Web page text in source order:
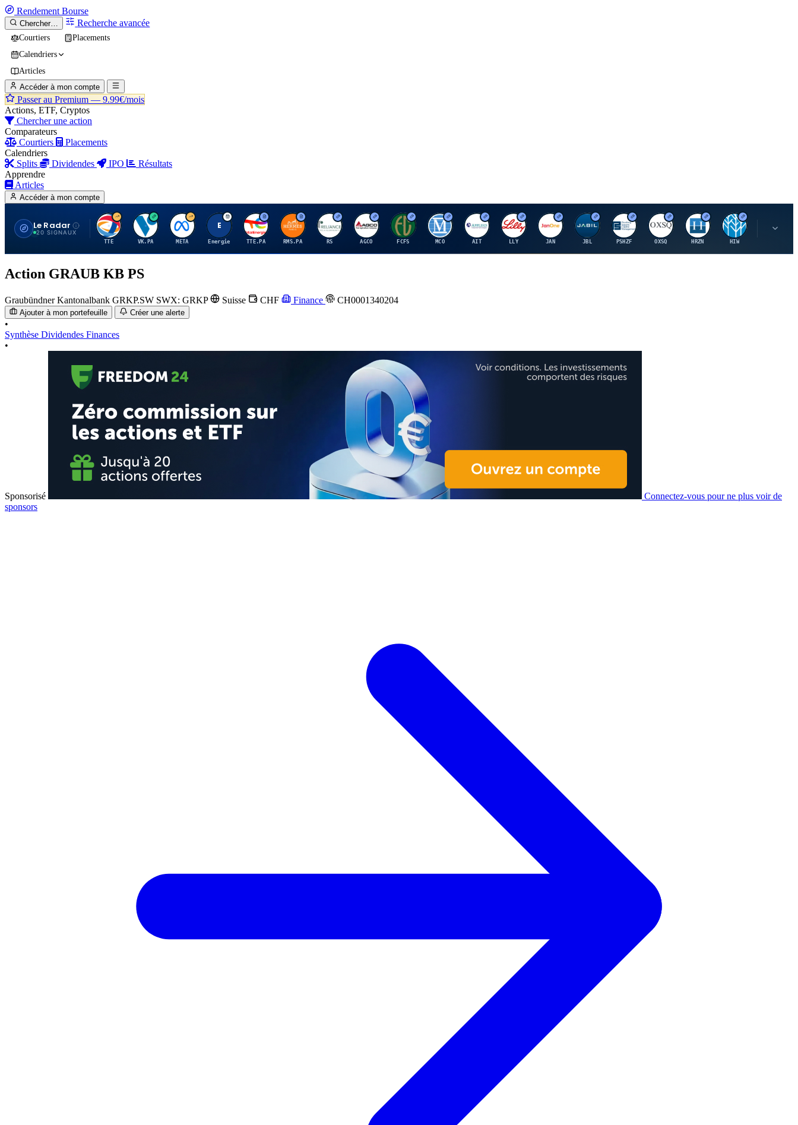
Rendement Bourse
Chercher… Recherche avancée
Courtiers
Placements
Calendriers
Articles
Accéder à mon compte
Passer au Premium — 9.99€/mois
Actions, ETF, Cryptos
Chercher une action
Comparateurs
Courtiers
Placements
Calendriers
Splits
Dividendes IPO
Résultats
Apprendre
Articles
Accéder à mon compte
Le Radar
20 SIGNAUX
T
TTE
V
VK.PA
M
META
E
Energie
T
TTE.PA
H
RMS.PA
R
RS
A
AGCO
F
FCFS
M
MCO
A
AIT
E
LLY
J
JAN
J
JBL
P
PSHZF
O
OXSQ
H
HRZN
H
HIW
U
Action GRAUB KB PS
Graubündner Kantonalbank GRKP.SW SWX: GRKP Suisse CHF Finance CH0001340204
Ajouter à mon portefeuille Créer une alerte
•
Synthèse Dividendes Finances
•
Sponsorisé
Connectez-vous pour ne plus voir de
sponsors